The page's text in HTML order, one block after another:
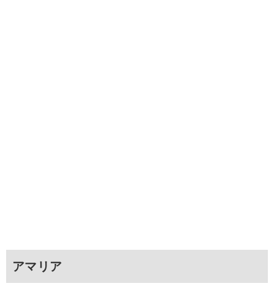
アマリア